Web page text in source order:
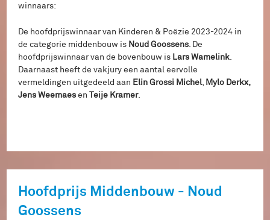
winnaars:
De hoofdprijswinnaar van Kinderen & Poëzie 2023-2024 in
de categorie middenbouw is Noud Goossens . De
hoofdprijswinnaar van de bovenbouw is Lars Wamelink
Daarnaast heeft de vakjury een aantal eervolle
vermeldingen uitgedeeld aan Elin Grossi Michel Mylo Derkx,
Jens Weemaesen Teije Kramer.
Hoofdprijs Middenbouw - Noud
Goossens